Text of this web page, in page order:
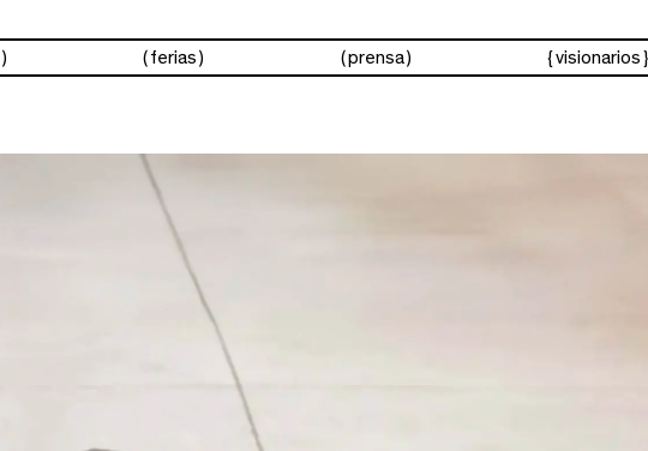
ferias prensa visionarios